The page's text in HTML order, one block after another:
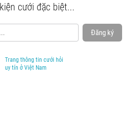
cưới đặc biệt...
Đăng ký
Trang thông tin cưới hỏi
uy tín ở Việt Nam